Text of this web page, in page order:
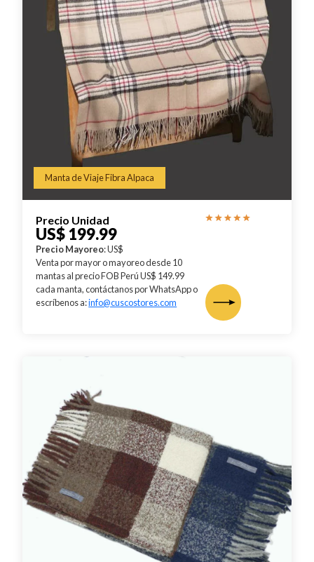
Manta de Viaje Fibra Alpaca
Precio Unidad
US$ 199.99
Precio Mayoreo: US$
Venta por mayor o mayoreo desde 10
mantas al precio FOB Perú US$ 149.99
cada manta, contáctanos por WhatsApp o
escríbenos a:info@cuscostores.com